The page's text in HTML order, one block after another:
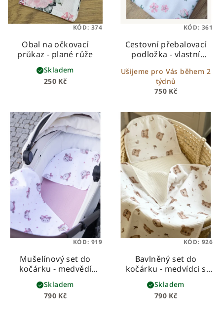
Obal na očkovací
průkaz - plané růže
250 Kč
Skladem
KÓD: 374
Cestovní přebalovací
podložka - vlastní
750 Kč
Ušijeme pro Vás během 2
týdnů
KÓD: 361
Mušelínový set do
kočárku - medvědí
holčičky
790 Kč
Skladem
KÓD: 919
Bavlněný set do
kočárku - medvídci s
bílou vaflí
790 Kč
Skladem
KÓD: 926